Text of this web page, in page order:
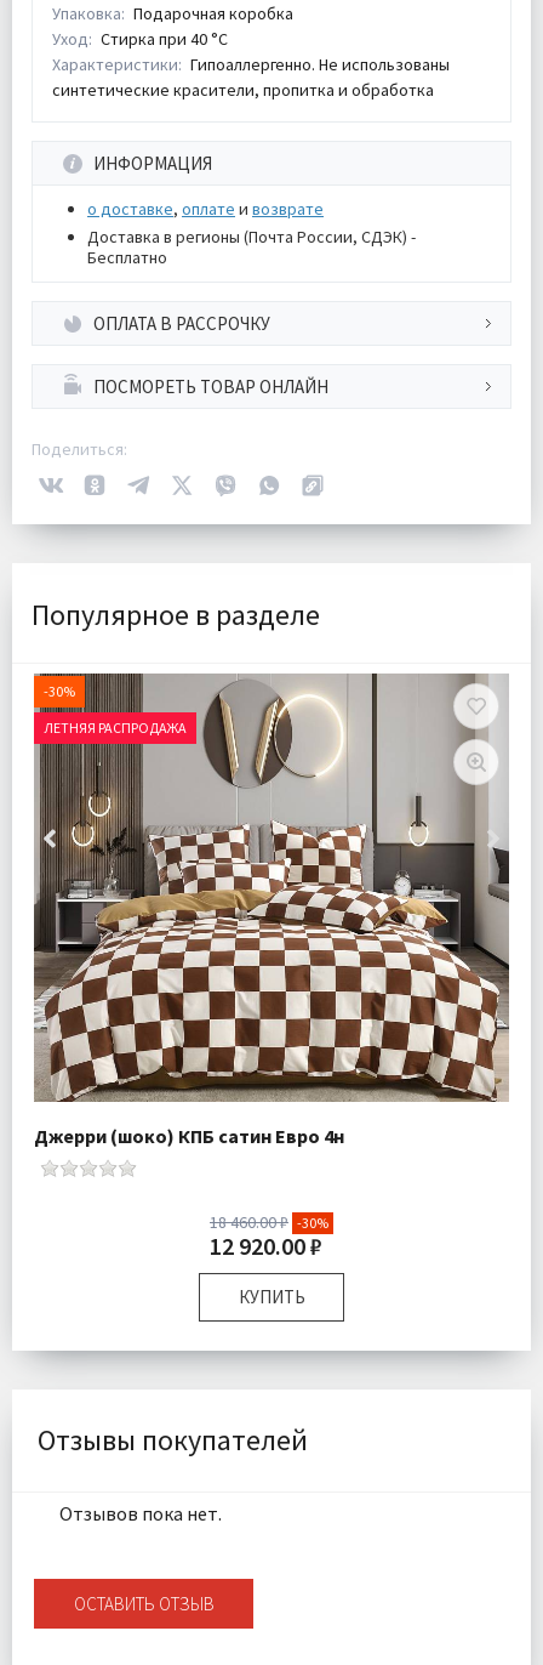
Упаковка: Подарочная коробка
Уход: Стирка при 40 °С
Характеристики: Гипоаллергенно. Не использованы
синтетические красители, пропитка и обработка
ИНФОРМАЦИЯ
о доставке, оплате и возврате
Доставка в регионы (Почта России, СДЭК) -
Бесплатно
ОПЛАТА В РАССРОЧКУ
ПОСМОРЕТЬ ТОВАР ОНЛАЙН
Поделиться:
Популярное в разделе
-30%
ЛЕТНЯЯ РАСПРОДАЖА
Джерри (шоко) КПБ сатин Евро 4н
18 460.00 ₽ -30%
12 920.00 ₽
КУПИТЬ
Размер:
Евро
Ткань:
Доставка:
Отзывы покупателей
Отзывов пока нет.
ОСТАВИТЬ ОТЗЫВ